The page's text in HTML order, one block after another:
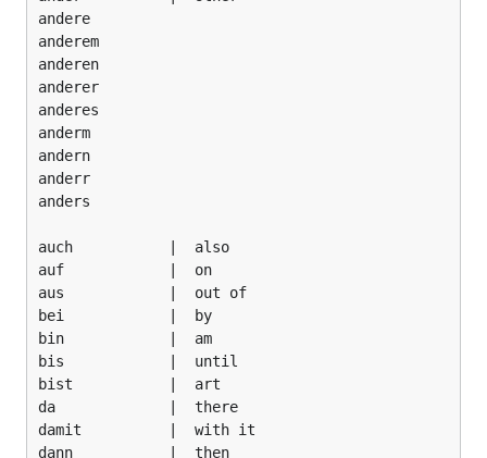
andere
anderem
anderen
anderer
anderes
anderm
andern
anderr
anders
auch           |  also
auf            |  on
aus            |  out of
bei            |  by
bin            |  am
bis            |  until
bist           |  art
da             |  there
damit          |  with it
dann           |  then